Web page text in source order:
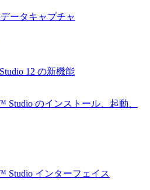
ータキャプチャ
12 の新機能
Studio のインストール、起動、
Studio インターフェイス